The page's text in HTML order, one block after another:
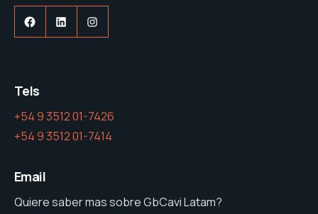
Tels
+54 9 3512 01-7426
+54 9 3512 01-7414
Email
Quiere saber mas sobre GbCavi Latam?